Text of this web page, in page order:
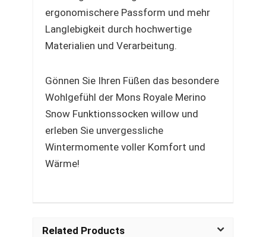
ergonomischere Passform und mehr
Langlebigkeit durch hochwertige
Materialien und Verarbeitung.
Gönnen Sie Ihren Füßen das besondere
Wohlgefühl der Mons Royale Merino
Snow Funktionssocken willow und
erleben Sie unvergessliche
Wintermomente voller Komfort und
Wärme!
Related Products